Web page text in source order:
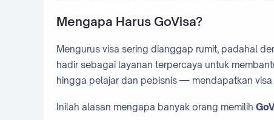
Mengapa Harus GoVisa?
Mengurus visa sering dianggap rumit, padahal
hadir sebagai layanan terpercaya untuk
hingga pelajar dan pebisnis — mendapatkan visa
Inilah alasan mengapa banyak orang memilih